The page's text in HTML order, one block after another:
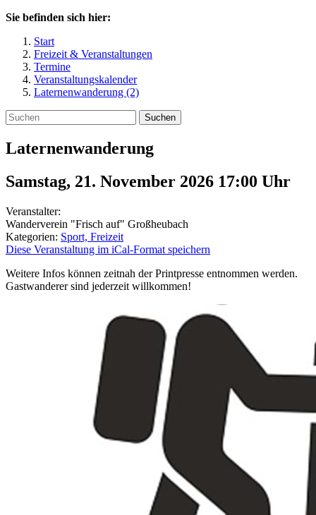
Sie befinden sich hier:
Start
Freizeit & Veranstaltungen
Termine
Veranstaltungskalender
Laternenwanderung (2)
Suchen
Laternenwanderung
Samstag, 21. November 2026 17:00 Uhr
Veranstalter:
Wanderverein "Frisch auf" Großheubach
Kategorien: Sport, Freizeit
Diese Veranstaltung im iCal-Format speichern
Weitere Infos können zeitnah der Printpresse entnommen werden.
Gastwanderer sind jederzeit willkommen!